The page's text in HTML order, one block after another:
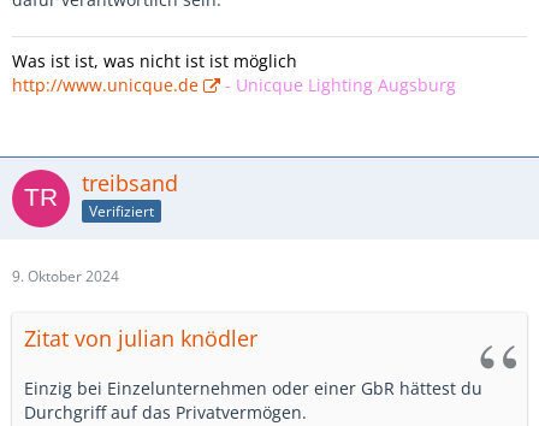
Was ist ist, was nicht ist ist möglich
http://www.unicque.de
- Unicque Lighting Augsburg
treibsand
Verifiziert
9. Oktober 2024
Zitat von julian knödler
Einzig bei Einzelunternehmen oder einer GbR hättest du
Durchgriff auf das Privatvermögen.